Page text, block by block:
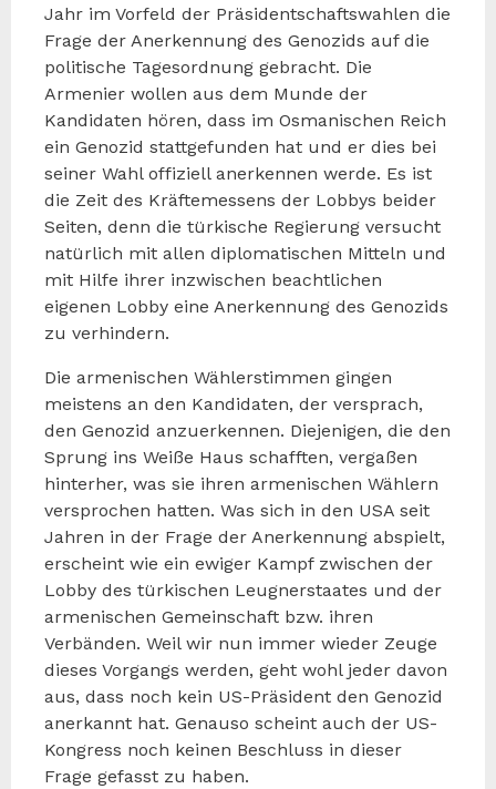
Jahr im Vorfeld der Präsidentschaftswahlen die
Frage der Anerkennung des Genozids auf die
politische Tagesordnung gebracht. Die
Armenier wollen aus dem Munde der
Kandidaten hören, dass im Osmanischen Reich
ein Genozid stattgefunden hat und er dies bei
seiner Wahl offiziell anerkennen werde. Es ist
die Zeit des Kräftemessens der Lobbys beider
Seiten, denn die türkische Regierung versucht
natürlich mit allen diplomatischen Mitteln und
mit Hilfe ihrer inzwischen beachtlichen
eigenen Lobby eine Anerkennung des Genozids
zu verhindern.
Die armenischen Wählerstimmen gingen
meistens an den Kandidaten, der versprach,
den Genozid anzuerkennen. Diejenigen, die den
Sprung ins Weiße Haus schafften, vergaßen
hinterher, was sie ihren armenischen Wählern
versprochen hatten. Was sich in den USA seit
Jahren in der Frage der Anerkennung abspielt,
erscheint wie ein ewiger Kampf zwischen der
Lobby des türkischen Leugnerstaates und der
armenischen Gemeinschaft bzw. ihren
Verbänden. Weil wir nun immer wieder Zeuge
dieses Vorgangs werden, geht wohl jeder davon
aus, dass noch kein US-Präsident den Genozid
anerkannt hat. Genauso scheint auch der US-
Kongress noch keinen Beschluss in dieser
Frage gefasst zu haben.